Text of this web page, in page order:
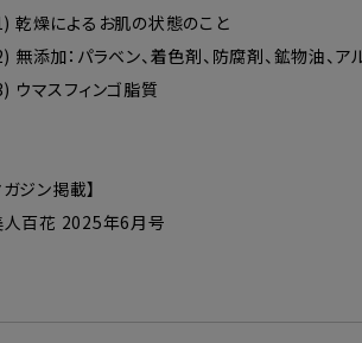
乾燥によるお肌の状態のこと
無添加：パラベン、着色剤、防腐剤、鉱物油、ア
ウマスフィンゴ脂質
ガジン掲載】
人百花 2025年6月号